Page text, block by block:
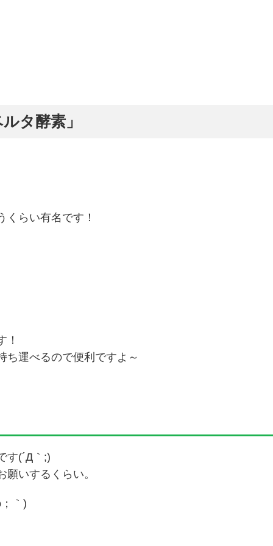
タ酵素」
くらい有名です！
！
ち運べるので便利ですよ～
す(´Д｀;)
いするくらい。
｀)